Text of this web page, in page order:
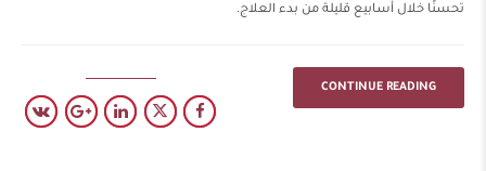
تحسنًا خلال أسابيع قليلة من بدء العلاج.
CONTINUE READING